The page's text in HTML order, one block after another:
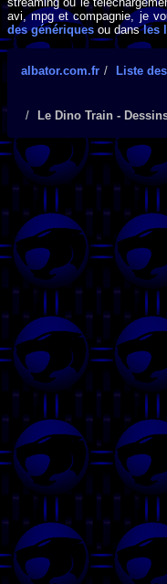
avi, mpg et compagnie, je
des génériques ou dansles
albator.com.fr Liste
Le Dino Train -